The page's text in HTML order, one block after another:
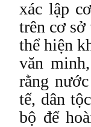
xác lập
trên cơ
thể hiện
văn
rằng
tế, dân
bộ để